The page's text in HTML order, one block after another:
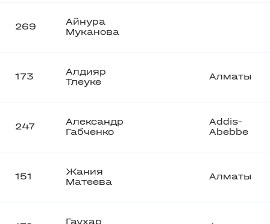
269
Айнура
Муканова
173
Алдияр
Тлеуке
Алматы
247
Александр
Габченко
Addis-
Abebbe
151
Жания
Матеева
Алматы